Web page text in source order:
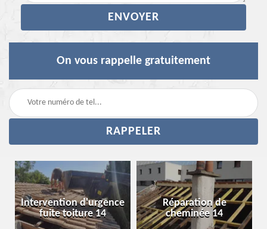
On vous rappelle gratuitement
Intervention d'urgence
fuite toiture 14
Réparation de
cheminée 14